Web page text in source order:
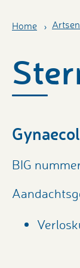
Home
BIG